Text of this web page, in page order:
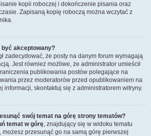
kopii roboczej i dokończenie pisania oraz
Zapisaną kopię roboczą można wczytać z
być akceptowany?
zadecydować, że posty na danym forum wymagają
Jest również możliwe, że administrator umieścił
publikowania postów polegające na
przez moderatorów przed opublikowaniem na
informacji, skontaktuj się z administratorem witryny.
swój temat na górę strony tematów?
temat w górę, znajdujący się w widoku tematu
możesz przesunąć go na samą górę pierwszej